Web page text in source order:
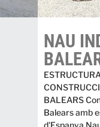
NAU
BALEARS
Balears amb
d'Espanya